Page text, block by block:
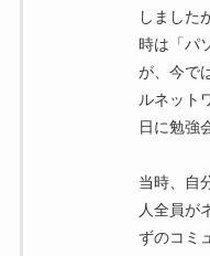
しました
時は「パ
が、今で
ルネット
日に勉強
当時、自
人全員が
ずのコミ